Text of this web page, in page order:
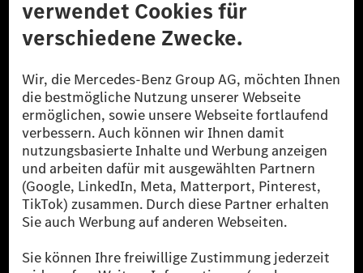
© 2026 Mercedes-Benz Group AG. Alle Rechte vorbehalten.
reduzierte CO₂-Emissionen bei der Mercedes-Benz Group durch
zertifizierte Ausgleichsprojekte kompensiert werden.
[2] Renewable Charging ist ein integraler Bestandteil von MB.CHARGE
Public in Europa, den USA, Kanada und China. Sofern an der jeweiligen
Ladestation noch kein Strom aus erneuerbaren Energien vorliegt,
verwendet Renewable Charging Grünstromzertifikate*. Diese stellen
sicher, dass für Ladevorgänge über MB.CHARGE Public eine äquivalente
Strommenge aus erneuerbaren Energien ins Stromnetz eingespeist wird.
Sie stammen ausschließlich aus Wind- und Solarkraftanlagen, die jünger
als sechs Jahre sind.
* Inkl. EKOenergy Ökolabel
* Die angegebenen Werte wurden nach dem vorgeschriebenen
Messverfahren WLTP (Worldwide harmonised Light vehicles Test